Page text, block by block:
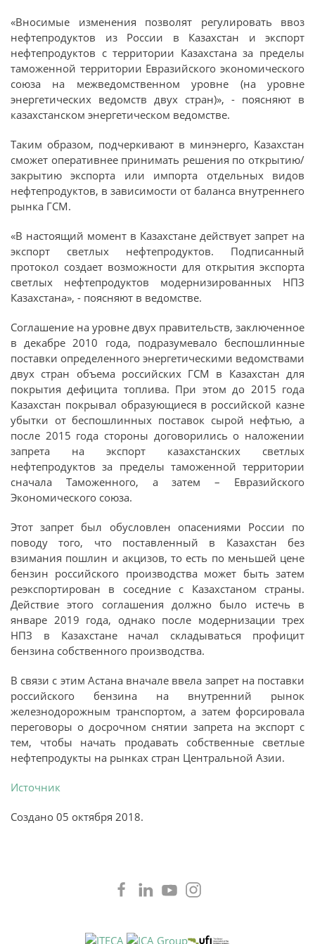
«Вносимые изменения позволят регулировать ввоз
нефтепродуктов из России в Казахстан и экспорт
нефтепродуктов с территории Казахстана за пределы
таможенной территории Евразийского экономического
союза на межведомственном уровне (на уровне
энергетических ведомств двух стран)», - поясняют в
казахстанском энергетическом ведомстве.
Таким образом, подчеркивают в минэнерго, Казахстан
сможет оперативнее принимать решения по открытию/
закрытию экспорта или импорта отдельных видов
нефтепродуктов, в зависимости от баланса внутреннего
рынка ГСМ.
«В настоящий момент в Казахстане действует запрет на
экспорт светлых нефтепродуктов. Подписанный
протокол создает возможности для открытия экспорта
светлых нефтепродуктов модернизированных НПЗ
Казахстана», - поясняют в ведомстве.
Соглашение на уровне двух правительств, заключенное
в декабре 2010 года, подразумевало беспошлинные
поставки определенного энергетическими ведомствами
двух стран объема российских ГСМ в Казахстан для
покрытия дефицита топлива. При этом до 2015 года
Казахстан покрывал образующиеся в российской казне
убытки от беспошлинных поставок сырой нефтью, а
после 2015 года стороны договорились о наложении
запрета на экспорт казахстанских светлых
нефтепродуктов за пределы таможенной территории
сначала Таможенного, а затем – Евразийского
Экономического союза.
Этот запрет был обусловлен опасениями России по
поводу того, что поставленный в Казахстан без
взимания пошлин и акцизов, то есть по меньшей цене
бензин российского производства может быть затем
реэкспортирован в соседние с Казахстаном страны.
Действие этого соглашения должно было истечь в
январе 2019 года, однако после модернизации трех
НПЗ в Казахстане начал складываться профицит
бензина собственного производства.
В связи с этим Астана вначале ввела запрет на поставки
российского бензина на внутренний рынок
железнодорожным транспортом, а затем форсировала
переговоры о досрочном снятии запрета на экспорт с
тем, чтобы начать продавать собственные светлые
нефтепродукты на рынках стран Центральной Азии.
Источник
Создано 05 октября 2018.